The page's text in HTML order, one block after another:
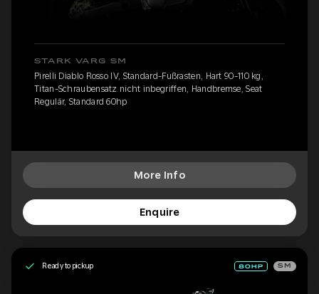
STARK VARG SM
Pirelli Diablo Rosso IV, Standard-Fußrasten, Hart 90-110 kg,
Titan-Schraubensatz nicht inbegriffen, Handbremse, Seat
Regulär, Standard 60hp
More Info
Enquire
Ready to pickup SM